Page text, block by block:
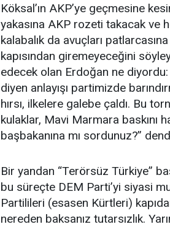
Köksal’ın AKP’ye geçmesine
yakasına AKP rozeti takacak ve
kalabalık da avuçları
kapısından giremeyeceğini
edecek olan Erdoğan ne
diyen anlayışı partimizde
hırsı, ilkelere galebe çaldı. Bu
kulaklar, Mavi Marmara baskını
başbakanına mı sordunuz?”
Bir yandan “Terörsüz Türkiye”
bu süreçte DEM Parti’yi siyasi
Partilileri (esasen Kürtleri)
nereden baksanız tutarsızlık.